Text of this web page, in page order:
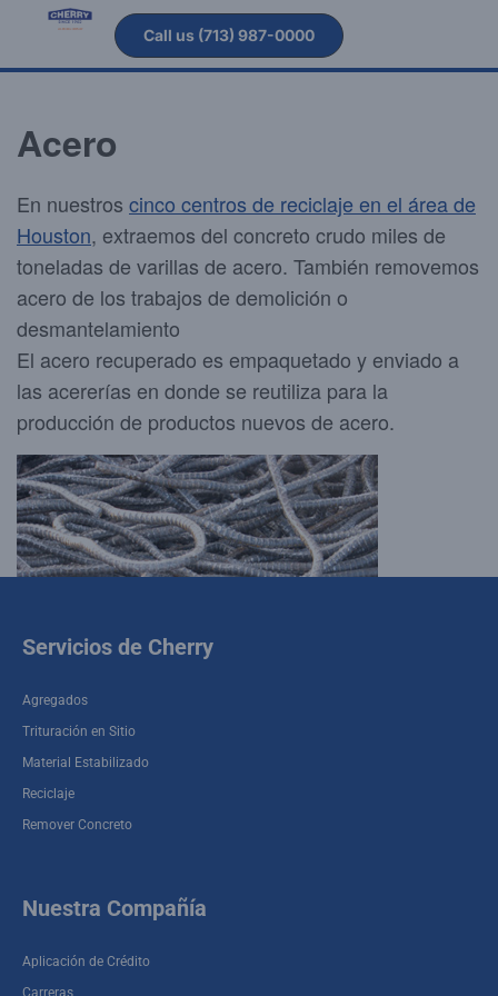
Call us (713) 987-0000
Acero
En nuestros cinco centros de reciclaje en el área de
Houston, extraemos del concreto crudo miles de
toneladas de varillas de acero. También removemos
acero de los trabajos de demolición o
desmantelamiento
El acero recuperado es empaquetado y enviado a
las acererías en donde se reutiliza para la
producción de productos nuevos de acero.
Servicios de Cherry
Agregados
Trituración en Sitio
Material Estabilizado
Reciclaje
Remover Concreto
Nuestra Compañía
Aplicación de Crédito
Carreras